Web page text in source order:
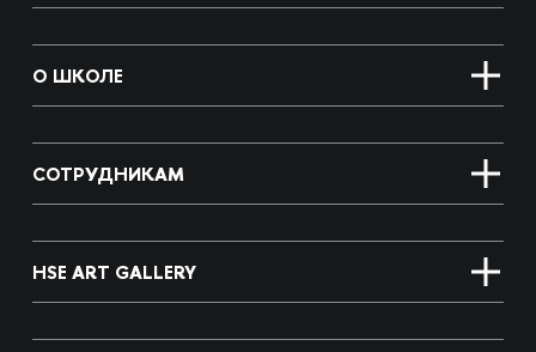
О ШКОЛЕ
СОТРУДНИКАМ
HSE ART GALLERY